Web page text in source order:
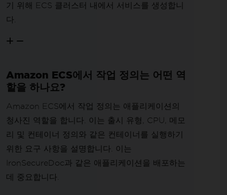
기 위해 ECS 클러스터 내에서 서비스를 생성합니
다.
Amazon ECS에서 작업 정의는 어떤 역
할을 하나요?
Amazon ECS에서 작업 정의는 애플리케이션의
청사진 역할을 합니다. 이는 출시 유형, CPU, 메모
리 및 컨테이너 정의와 같은 컨테이너를 실행하기
위한 요구 사항을 설명합니다. 이는
IronSecureDoc과 같은 애플리케이션을 배포하는
데 중요합니다.